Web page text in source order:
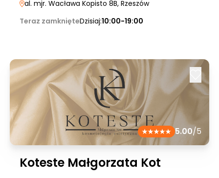
al. mjr. Wacława Kopisto 8B, Rzeszów
Teraz zamknięteDzisiaj:10:00-19:00
5.00/5
Koteste Małgorzata Kot